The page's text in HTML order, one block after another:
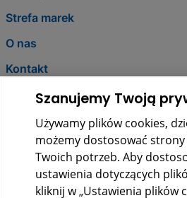
Strefa marek
O nas
Kontakt
Szanujemy Twoją
Używamy plików cookies,
możemy dostosować strony
Twoich potrzeb. Aby
ustawienia dotyczących
kliknij w „Ustawienia plików